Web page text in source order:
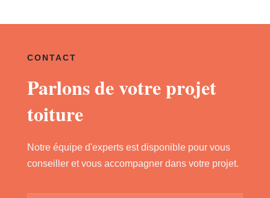
CONTACT
Parlons de votre projet
toiture
Notre équipe d'experts est disponible pour vous
conseiller et vous accompagner dans votre projet.